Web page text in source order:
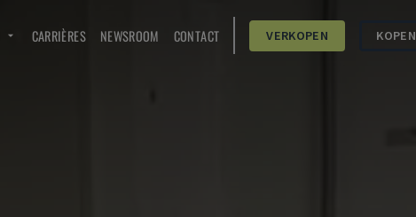
CARRIÈRES NEWSROOM CONTACT VERKOPEN KOPEN